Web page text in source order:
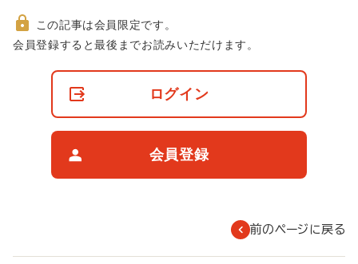
非
この記事は会員限定です。
会員登録すると最後までお読みいただけます。
ログイン
会員登録
前のページに戻る